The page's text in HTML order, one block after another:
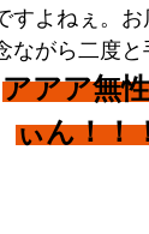
すよねぇ。
ながら二度
アアア無
ぃん！！